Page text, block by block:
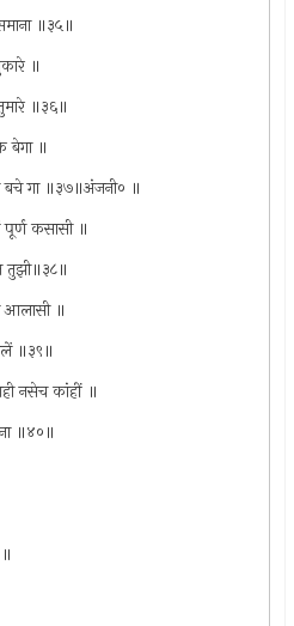
॥३५॥
॥
॥३६॥
बेगा ॥
बचे गा ॥३७॥अंजनी० ॥
कसासी ॥
तुझी॥३८॥
आलासी ॥
॥३९॥
नसेच कांहीं ॥
॥४०॥